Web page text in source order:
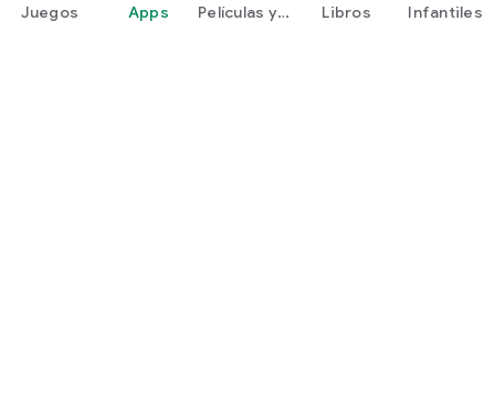
Juegos Apps
Películas y
Libros Infantiles